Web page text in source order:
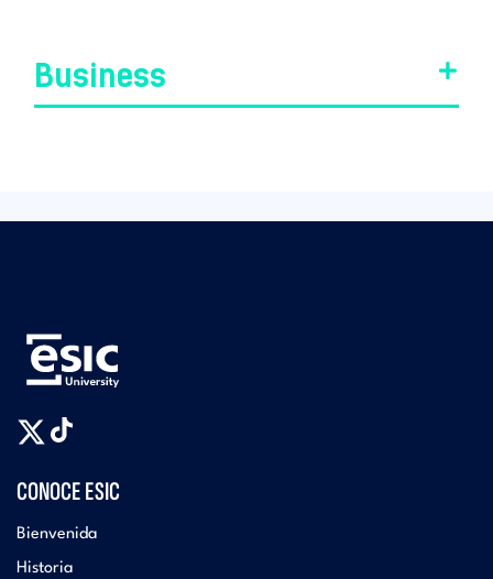
Business
CONOCE ESIC
Bienvenida
Historia